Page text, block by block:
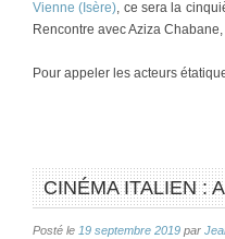
Vienne (Isère), ce sera la
Rencontre avec Aziza
Pour appeler les acteurs
CINÉMA ITALIEN :
Posté le 19 septembre 2019 par